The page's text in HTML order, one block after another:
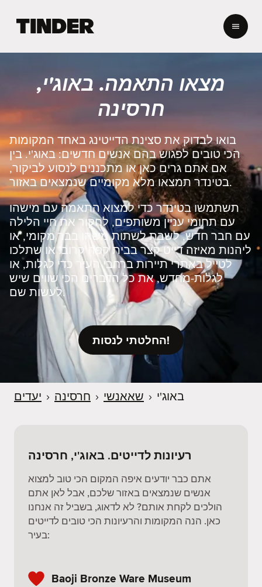
ת
ל
י
נ
ד
ר
מצאו התאמה. באוג'י,
חרסינה
בואו לבדוק את סצינת הדייטינג באחד המקומות
הכי טובים לפגוש בהם אנשים חדשים: באוג'י. בין
אם אתם גרים כאן או מתכננים לנסוע לביקור,
בטינדר תמצאו מלא מקומיים שנמצאים באזור.
תשתמשו בטינדר כדי למצוא התאמה עם מישהו
עם תחומי עניין משותפים, לחקור את חיי הלילה
עם חבר חדש, לשבת לשתות משהו בבר מקומי, או
ליהנות מאיזה דייט קצר בבית קפה קרוב. או שתלכו
לטייל באתרי תיירות ברחבי העיר כדי לגלות, או
לגלות‑מחדש, את כל הדברים הכי שווים שיש
לעשות שם.
החלטתי לנסות!
יעדים › חרסינה › שאאנשי › באוג'י
רעיונות לדייטים. באוג'י, חרסינה
אתם כבר יודעים איפה המקום הכי טוב למצוא
אנשים שנמצאים באזור שלכם, אבל לאן אתם
הולכים לקחת אותם? לא לדאוג, בשביל זה אנחנו
כאן. הנה המקומות והרעיונות הכי טובים לדייטים
בעיר:
Baoji Bronze Ware Museum